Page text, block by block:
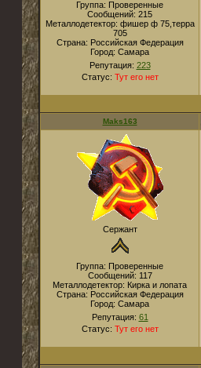
Группа: Проверенные
Сообщений: 215
Металлодетектор: фишер ф 75,терра
705
Страна: Российская Федерация
Город: Самара
Репутация: 223
Статус: Тут его нет
Maks163
Сержант
Группа: Проверенные
Сообщений: 117
Металлодетектор: Кирка и лопата
Страна: Российская Федерация
Город: Самара
Репутация: 61
Статус: Тут его нет